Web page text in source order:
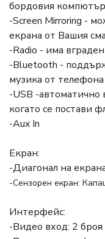
бордовия
-Screen Mirroring -
екрана от Вашия
-Radio - има
-Bluetooth -
музика от
-USB -
когато се постави
-Aux In
Екран:
-Диагонал на
-Сензорен екран:
Интерфейс:
-Видео вход: 2